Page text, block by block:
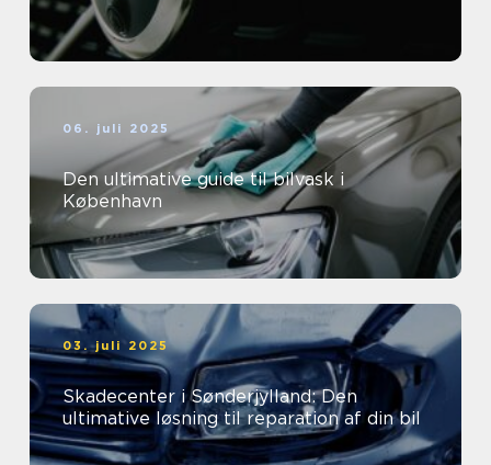
06. juli 2025
Den ultimative guide til bilvask i
København
03. juli 2025
Skadecenter i Sønderjylland: Den
ultimative løsning til reparation af din bil